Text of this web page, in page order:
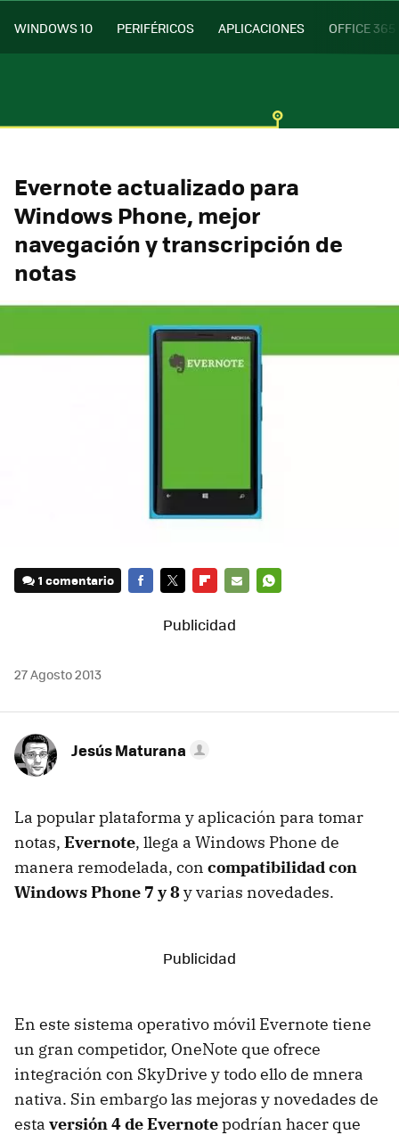
WINDOWS 10 PERIFÉRICOS APLICACIONES OFFICE 365
Evernote actualizado para
Windows Phone, mejor
navegación y transcripción de
notas
1 comentario
MAIL
27 Agosto 2013
Jesús Maturana
La popular plataforma y aplicación para tomar
notas, Evernote, llega a Windows Phone de
manera remodelada, con compatibilidad con
Windows Phone 7 y 8y varias novedades.
En este sistema operativo móvil Evernote tiene
un gran competidor, OneNote que ofrece
integración con SkyDrive y todo ello de mnera
nativa. Sin embargo las mejoras y novedades de
esta versión 4 de Evernotepodrían hacer que